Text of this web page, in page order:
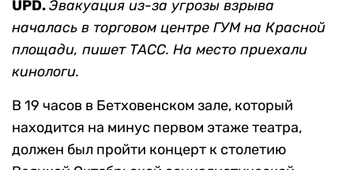
UPD.Эвакуация из-за угрозы взрыва
началась в торговом центре ГУМ на Красной
площади, пишет ТАСС. На место приехали
кинологи.
В 19 часов в Бетховенском зале, который
находится на минус первом этаже театра,
должен был пройти концерт к столетию